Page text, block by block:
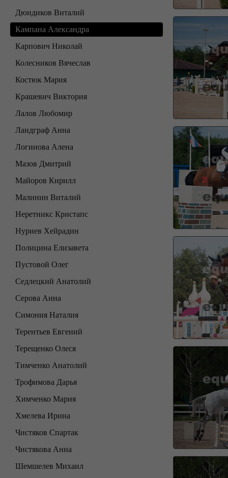
Дюндиков Виталий
Кампана Александра
Карпович Николай
Колесников Вячеслав
Костюк Мария
Крашевич Виктория
Лалов Любомир
Ландграф Анна
Логинова Алена
Мазов Дмитрий
Майоров Кирилл
Малинин Виталий
Неретникс Кристапс
Нуриев Хейрадин
Полицина Елизавета
Пустовой Олег
Седлецкий Анатолий
Серова Анна
Симония Наталия
Терентьев Евгений
Терещенко Олеся
Тимченко Анатолий
Трофимова Дарья
Химченко Мария
Хмелева Ирина
Чистяков Спартак
Чистякова Анна
Шемшелев Михаил